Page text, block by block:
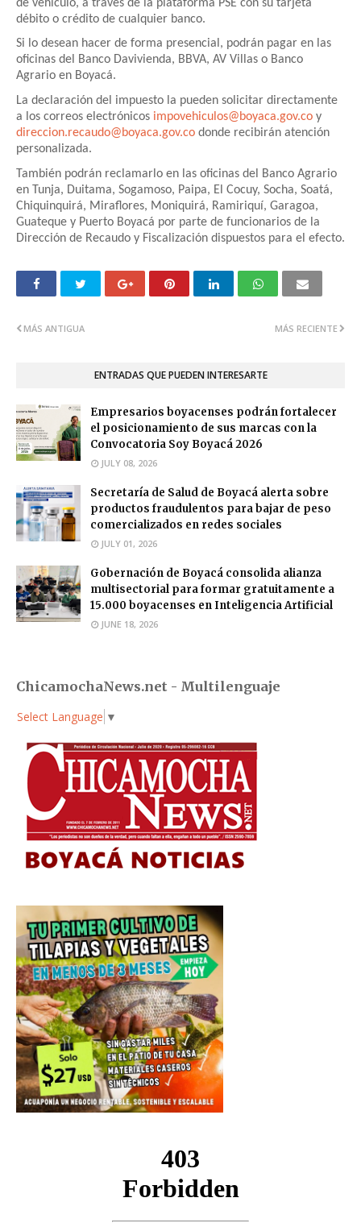
de vehículo, a través de la plataforma PSE con su tarjeta
débito o crédito de cualquier banco.
Si lo desean hacer de forma presencial, podrán pagar en las
oficinas del Banco Davivienda, BBVA, AV Villas o Banco
Agrario en Boyacá.
La declaración del impuesto la pueden solicitar directamente
a los correos electrónicos impovehiculos@boyaca.gov.co y
direccion.recaudo@boyaca.gov.co donde recibirán atención
personalizada.
También podrán reclamarlo en las oficinas del Banco Agrario
en Tunja, Duitama, Sogamoso, Paipa, El Cocuy, Socha, Soatá,
Chiquinquirá, Miraflores, Moniquirá, Ramiriquí, Garagoa,
Guateque y Puerto Boyacá por parte de funcionarios de la
Dirección de Recaudo y Fiscalización dispuestos para el efecto.
MÁS RECIENTE
MÁS ANTIGUA
ENTRADAS QUE PUEDEN INTERESARTE
Empresarios boyacenses podrán fortalecer
el posicionamiento de sus marcas con la
Convocatoria Soy Boyacá 2026
JULY 08, 2026
Secretaría de Salud de Boyacá alerta sobre
productos fraudulentos para bajar de peso
comercializados en redes sociales
JULY 01, 2026
Gobernación de Boyacá consolida alianza
multisectorial para formar gratuitamente a
15.000 boyacenses en Inteligencia Artificial
JUNE 18, 2026
ChicamochaNews.net - Multilenguaje
Select Language ▼